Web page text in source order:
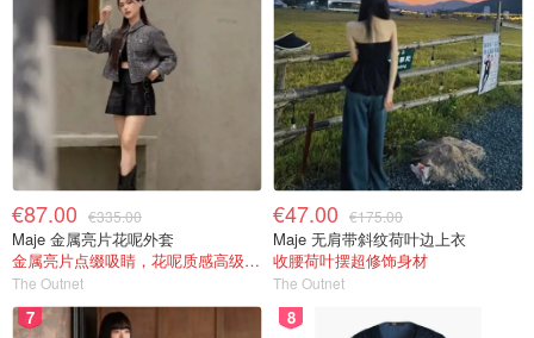
€87.00 €335.00
Maje 金属亮片花呢外套
金属亮片点缀吸睛，花呢质感高级又显贵
The Outnet
€47.00 €175.00
Maje 无肩带斜纹荷叶边上衣
收腰荷叶摆超修饰身材
The Outnet
7 8